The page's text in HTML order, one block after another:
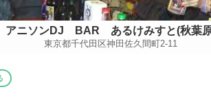
アニソンDJ BAR あるけみすと(秋葉
東京都千代田区神田佐久間町2-11